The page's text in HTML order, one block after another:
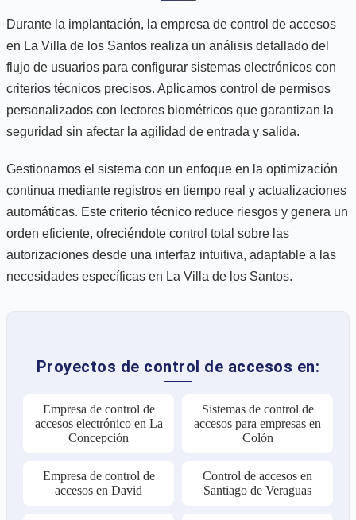
Durante la implantación, la empresa de control de accesos
en La Villa de los Santos realiza un análisis detallado del
flujo de usuarios para configurar sistemas electrónicos con
criterios técnicos precisos. Aplicamos control de permisos
personalizados con lectores biométricos que garantizan la
seguridad sin afectar la agilidad de entrada y salida.
Gestionamos el sistema con un enfoque en la optimización
continua mediante registros en tiempo real y actualizaciones
automáticas. Este criterio técnico reduce riesgos y genera un
orden eficiente, ofreciéndote control total sobre las
autorizaciones desde una interfaz intuitiva, adaptable a las
necesidades específicas en La Villa de los Santos.
Proyectos de control de accesos en:
Empresa de control de
accesos electrónico en La
Concepción
Sistemas de control de
accesos para empresas en
Colón
Empresa de control de
accesos en David
Control de accesos en
Santiago de Veraguas